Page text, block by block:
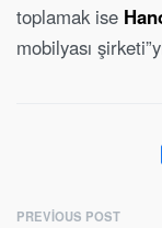
toplamak ise
mobilyası
PREVIOUS POST